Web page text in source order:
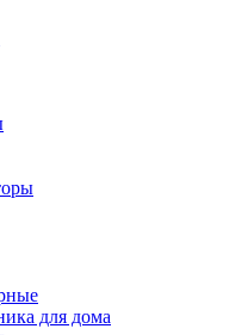
для дома